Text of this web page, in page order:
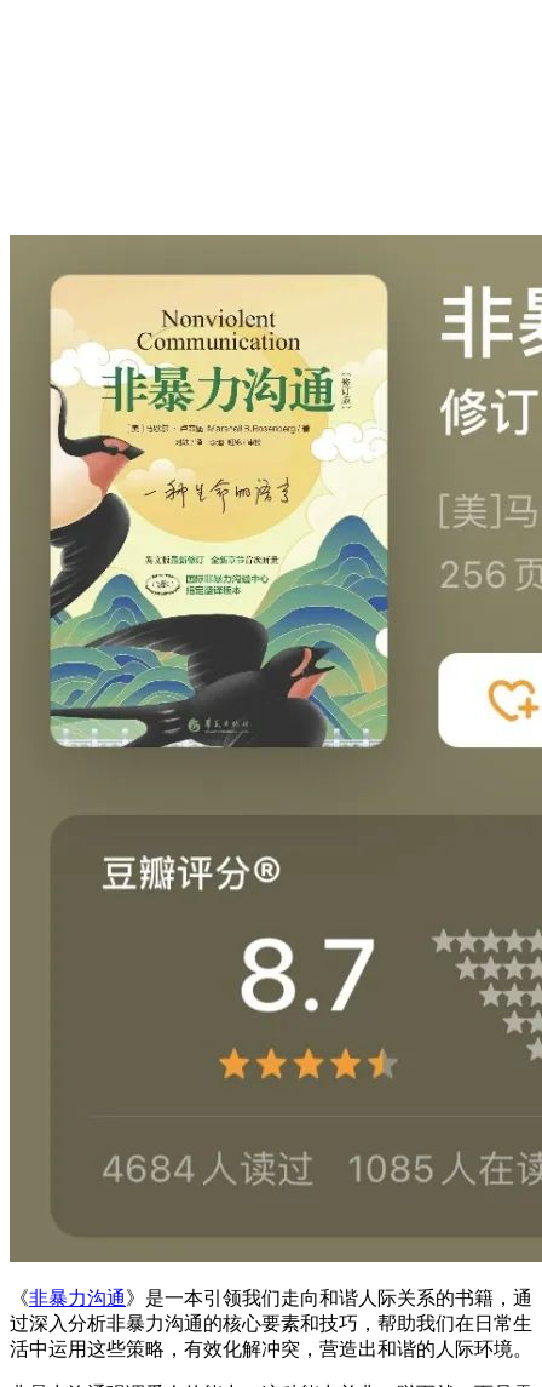
​《非暴力沟通》是一本引领我们走向和谐人际关系的书籍，通
过深入分析非暴力沟通的核心要素和技巧，帮助我们在日常生
活中运用这些策略，有效化解冲突，营造出和谐的人际环境。